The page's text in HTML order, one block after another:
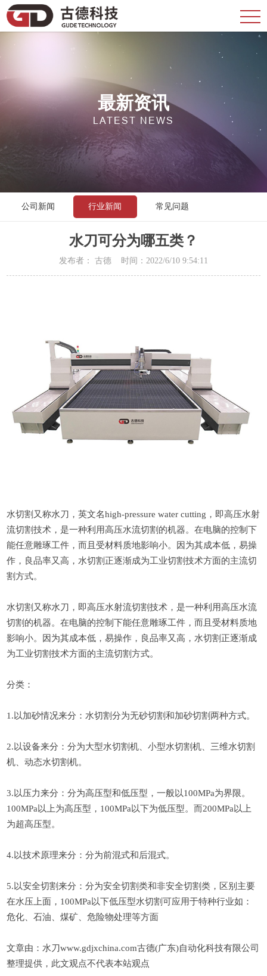
最新资讯
LATEST NEWS
公司新闻 行业新闻 常见问题
水刀可分为哪五类？
发布者： 古德 时间：2022/6/10 9:54:11
水切割又称水刀，英文名high-pressure water cutting，即高压水射
流切割技术，是一种利用高压水流切割的机器。在电脑的控制下
能任意雕琢工件，而且受材料质地影响小。因为其成本低，易操
作，良品率又高，水切割正逐渐成为工业切割技术方面的主流切
割方式。
水切割又称水刀，即高压水射流切割技术，是一种利用高压水流
切割的机器。在电脑的控制下能任意雕琢工件，而且受材料质地
影响小。因为其成本低，易操作，良品率又高，水切割正逐渐成
为工业切割技术方面的主流切割方式。
分类：
1.以加砂情况来分：水切割分为无砂切割和加砂切割两种方式。
2.以设备来分：分为大型水切割机、小型水切割机、三维水切割
机、动态水切割机。
3.以压力来分：分为高压型和低压型，一般以100MPa为界限。
100MPa以上为高压型，100MPa以下为低压型。而200MPa以上
为超高压型。
4.以技术原理来分：分为前混式和后混式。
5.以安全切割来分：分为安全切割类和非安全切割类，区别主要
在水压上面，100MPa以下低压型水切割可应用于特种行业如：
危化、石油、煤矿、危险物处理等方面
文章由：水刀www.gdjxchina.com古德(广东)自动化科技有限公司
整理提供，此文观点不代表本站观点